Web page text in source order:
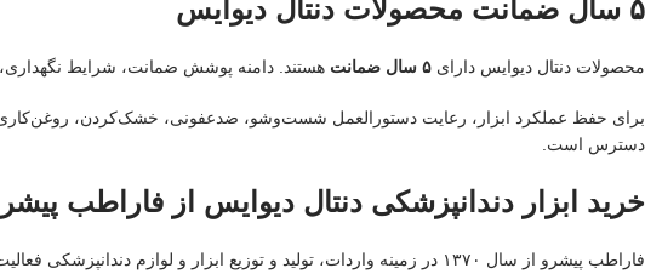
۵ سال ضمانت محصولات دنتال دیوایس
محصولات دنتال دیوایس دارای ۵ سال ضمانت هستند. دامنه پوشش ضمانت، شرایط
برای حفظ عملکرد ابزار، رعایت دستورالعمل شست‌وشو، ضدعفونی، خشک‌کردن،
دسترس است.
خرید ابزار دندانپزشکی دنتال دیوایس از فاراطب
فاراطب پیشرو از سال ۱۳۷۰ در زمینه واردات، تولید و توزیع ابزار و